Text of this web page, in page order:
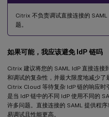
Citrix 不负责调试直接连接的
题。
如果可能，我应该避免 IdP 链吗
Citrix 建议将您的 SAML IdP 直接连
和调试的复杂性，并最大限度地减少
Citrix Cloud 等待复杂 IdP 链的响应时
是当 IdP 链中的不同 IdP 使用不同的
许多问题。直接连接的 SAML 提供程
易调试且性能更高。